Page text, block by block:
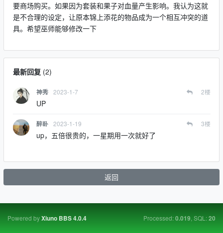
要商场购买。如果因为套装和果子对血量产生影响。我认为这就
是不合理的设定，让原本锦上添花的物品成为一个相互冲突的道
具。希望巫师能够修改一下
最新回复(2)
神秀 2023-1-7 2楼
UP
醉卧 2023-1-19 3楼
up，五倍很贵的，一星期用一次就好了
返回
Powered byXiuno BBS4.0.4 Processed:0.019, SQL:20